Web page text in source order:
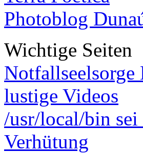
Photoblog
Wichtige Seiten
Notfallseelsorge
lustige Videos
/usr/local/bin
Verhütung